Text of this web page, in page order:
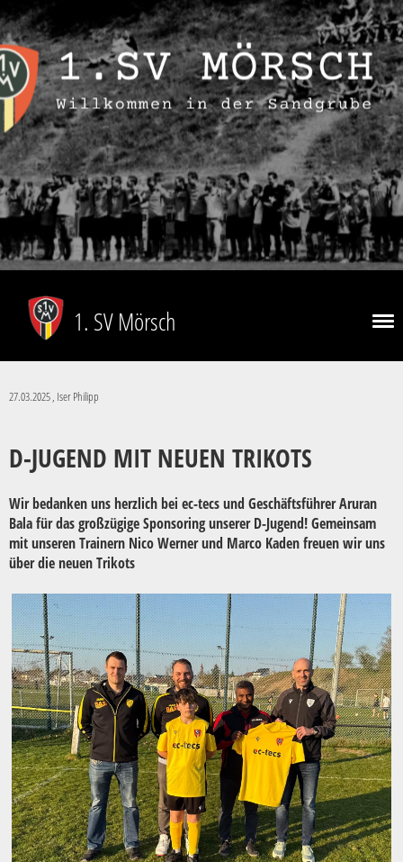
1. SV Mörsch
27.03.2025, Iser Philipp
D-JUGEND MIT NEUEN TRIKOTS
Wir bedanken uns herzlich bei ec-tecs und Geschäftsführer Aruran
Bala für das großzügige Sponsoring unserer D-Jugend! Gemeinsam
mit unseren Trainern Nico Werner und Marco Kaden freuen wir uns
über die neuen Trikots